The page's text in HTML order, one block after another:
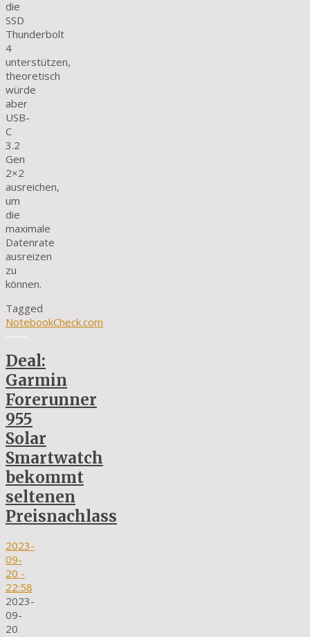
die
SSD
Thunderbolt
4
unterstützen,
theoretisch
würde
aber
USB-
C
3.2
Gen
2×2
ausreichen,
um
die
maximale
Datenrate
ausreizen
zu
können.
Tagged
NotebookCheck.com
Deal:
Garmin
Forerunner
955
Solar
Smartwatch
bekommt
seltenen
Preisnachlass
2023-
09-
20 -
22:58
2023-
09-
20